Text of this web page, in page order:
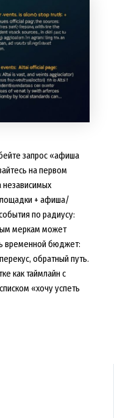
запрос «афиша
на первом
независимых
+ афиша/
по радиусу:
меркам может
временной бюджет:
обратный путь.
как таймлайн с
«хочу успеть